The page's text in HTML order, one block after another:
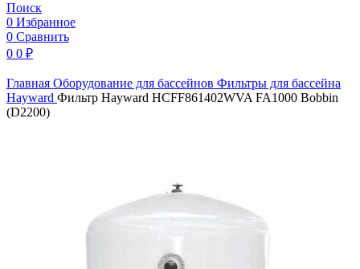
Поиск
0 Избранное
0 Сравнить
0 0 ₽
Главная Оборудование для бассейнов Фильтры для бассейна
Hayward Фильтр Hayward HCFF861402WVA FA1000 Bobbin
(D2200)